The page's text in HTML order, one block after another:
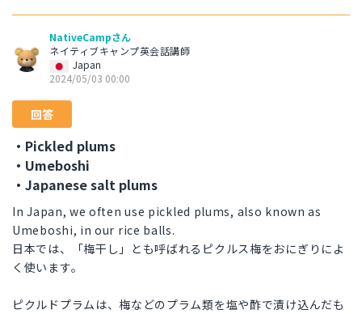
NativeCampさん
ネイティブキャンプ英会話講師
Japan
2024/05/03 00:00
回答
・Pickled plums
・Umeboshi
・Japanese salt plums
In Japan, we often use pickled plums, also known as
Umeboshi, in our rice balls.
日本では、「梅干し」とも呼ばれるピクルス梅をおにぎりによ
く使います。
ピクルドプラムは、梅などのプラム類を塩や酢で漬け込んだも